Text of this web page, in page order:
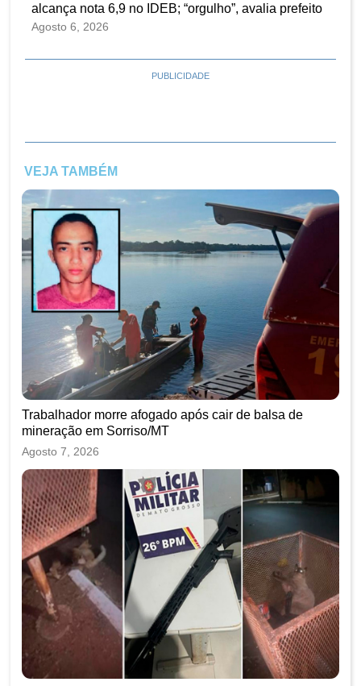
alcança nota 6,9 no IDEB; “orgulho”, avalia prefeito
Agosto 6, 2026
PUBLICIDADE
VEJA TAMBÉM
Trabalhador morre afogado após cair de balsa de
mineração em Sorriso/MT
Agosto 7, 2026